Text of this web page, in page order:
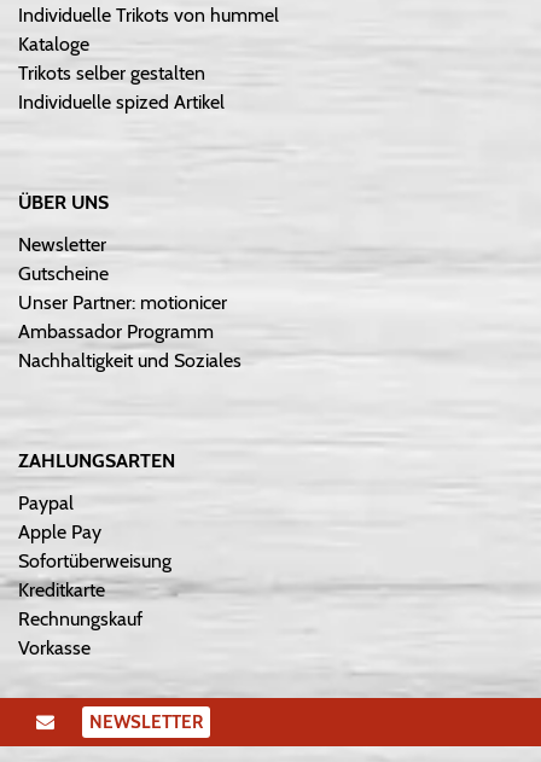
Individuelle Trikots von hummel
Kataloge
Trikots selber gestalten
Individuelle spized Artikel
ÜBER UNS
Newsletter
Gutscheine
Unser Partner: motionicer
Ambassador Programm
Nachhaltigkeit und Soziales
ZAHLUNGSARTEN
Paypal
Apple Pay
Sofortüberweisung
Kreditkarte
Rechnungskauf
Vorkasse
NEWSLETTER